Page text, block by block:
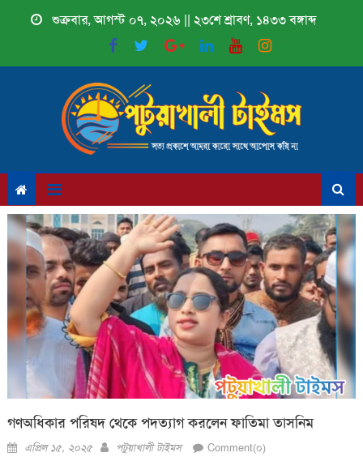
শুক্রবার, আগস্ট ০৭, ২০২৬ || ২৩শে শ্রাবণ, ১৪৩৩ বঙ্গাব্দ
গণঅধিকার পরিষদ থেকে পদত্যাগ করলেন ফাতিমা তাসনিম
Posted
এপ্রিল ১৫, ২০২৫ Author
পটুয়াখালী টাইমস Comment(০)